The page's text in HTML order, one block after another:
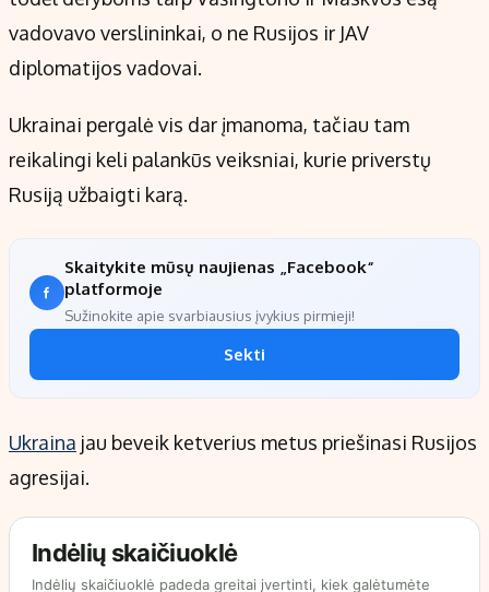
vadovavo verslininkai, o ne Rusijos ir JAV
diplomatijos vadovai.
Ukrainai pergalė vis dar įmanoma, tačiau tam
reikalingi keli palankūs veiksniai, kurie priverstų
Rusiją užbaigti karą.
Skaitykite mūsų naujienas „Facebook“
platformoje
Sužinokite apie svarbiausius įvykius pirmieji!
Sekti
Ukraina jau beveik ketverius metus priešinasi Rusijos
agresijai.